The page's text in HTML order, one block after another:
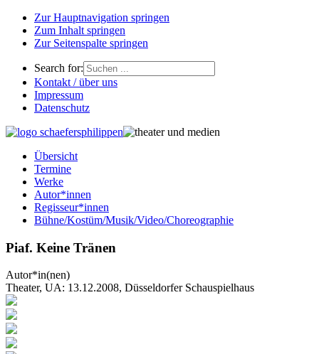
Zur Hauptnavigation springen
Zum Inhalt springen
Zur Seitenspalte springen
Search for:
Kontakt / über uns
Impressum
Datenschutz
Übersicht
Termine
Werke
Autor*innen
Regisseur*innen
Bühne/Kostüm/Musik/Video/Choreographie
Piaf. Keine Tränen
Autor*in(nen)
Theater, UA: 13.12.2008, Düsseldorfer Schauspielhaus